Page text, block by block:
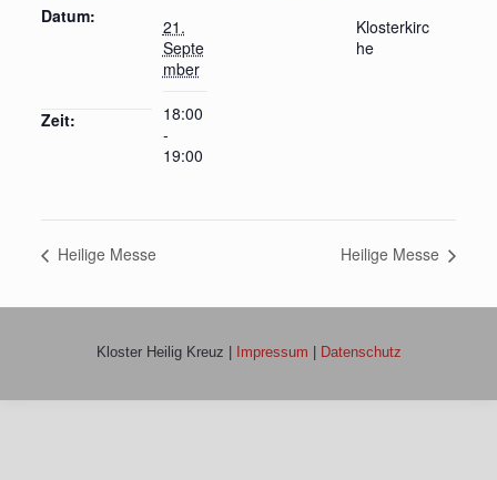
Datum:
21.
Septe
mber
Zeit:
18:00
-
19:00
Klosterkirc
he
Heilige Messe Heilige Messe
Kloster Heilig Kreuz | Impressum | Datenschutz